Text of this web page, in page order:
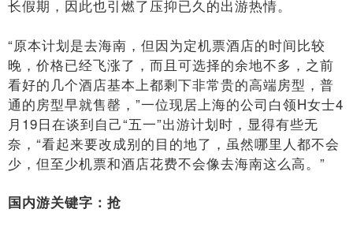
长假期，因此也引燃了压抑已久的出游热情。
“原本计划是去海南，但因为定机票酒店的时间比较
晚，价格已经飞涨了，而且可选择的余地不多，之前
看好的几个酒店基本上都剩下非常贵的高端房型，普
通的房型早就售罄，”一位现居上海的公司白领H女士4
月19日在谈到自己“五一”出游计划时，显得有些无
奈，“看起来要改成别的目的地了，虽然哪里人都不会
少，但至少机票和酒店花费不会像去海南这么高。”
国内游关键字：抢